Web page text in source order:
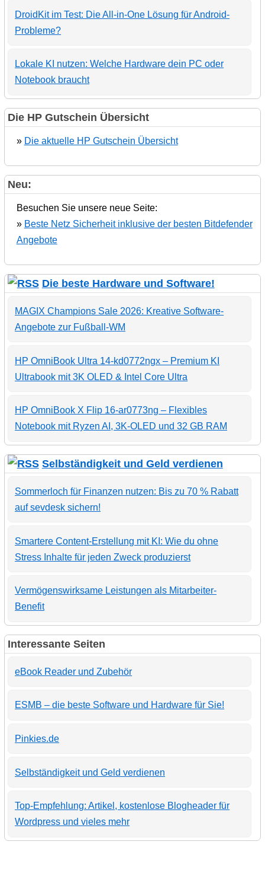
DroidKit im Test: Die All-in-One Lösung für Android-
Probleme?
Lokale KI nutzen: Welche Hardware dein PC oder
Notebook braucht
Die HP Gutschein Übersicht
» Die aktuelle HP Gutschein Übersicht
Neu:
Besuchen Sie unsere neue Seite:
» Beste Netz Sicherheit inklusive der besten Bitdefender
Angebote
Die beste Hardware und Software!
MAGIX Champions Sale 2026: Kreative Software-
Angebote zur Fußball-WM
HP OmniBook Ultra 14-kd0772ngx – Premium KI
Ultrabook mit 3K OLED & Intel Core Ultra
HP OmniBook X Flip 16-ar0773ng – Flexibles
Notebook mit Ryzen AI, 3K-OLED und 32 GB RAM
Selbständigkeit und Geld verdienen
Sommerloch für Finanzen nutzen: Bis zu 70 % Rabatt
auf sevdesk sichern!
Smartere Content-Erstellung mit KI: Wie du ohne
Stress Inhalte für jeden Zweck produzierst
Vermögenswirksame Leistungen als Mitarbeiter-
Benefit
Interessante Seiten
eBook Reader und Zubehör
ESMB – die beste Software und Hardware für Sie!
Pinkies.de
Selbständigkeit und Geld verdienen
Top-Empfehlung: Artikel, kostenlose Blogheader für
Wordpress und vieles mehr